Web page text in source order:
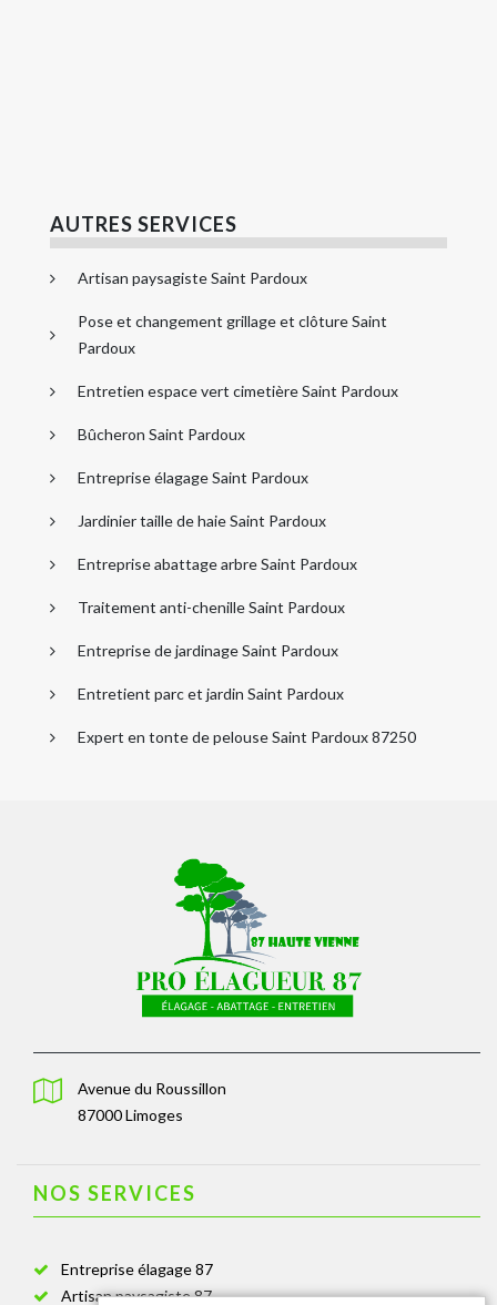
AUTRES SERVICES
Artisan paysagiste Saint Pardoux
Pose et changement grillage et clôture Saint
Pardoux
Entretien espace vert cimetière Saint Pardoux
Bûcheron Saint Pardoux
Entreprise élagage Saint Pardoux
Jardinier taille de haie Saint Pardoux
Entreprise abattage arbre Saint Pardoux
Traitement anti-chenille Saint Pardoux
Entreprise de jardinage Saint Pardoux
Entretient parc et jardin Saint Pardoux
Expert en tonte de pelouse Saint Pardoux 87250
Avenue du Roussillon
87000 Limoges
NOS SERVICES
Entreprise élagage 87
Artisan paysagiste 87